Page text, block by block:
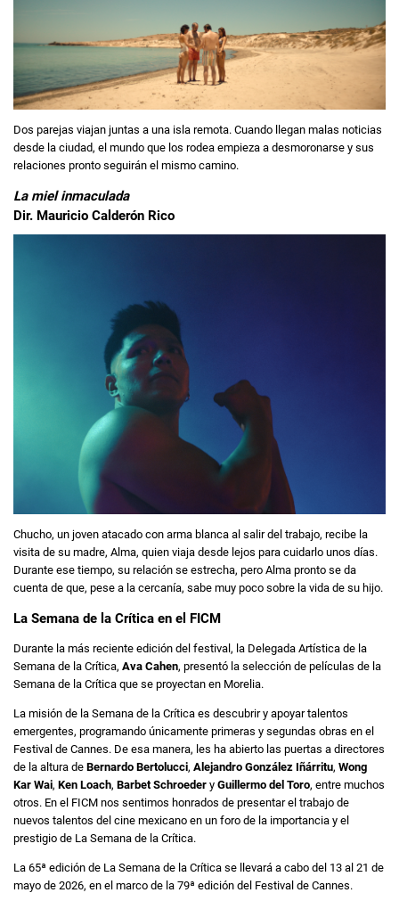
Dos parejas viajan juntas a una isla remota. Cuando llegan malas noticias
desde la ciudad, el mundo que los rodea empieza a desmoronarse y sus
relaciones pronto seguirán el mismo camino.
La miel inmaculada
Dir. Mauricio Calderón Rico
Chucho, un joven atacado con arma blanca al salir del trabajo, recibe la
visita de su madre, Alma, quien viaja desde lejos para cuidarlo unos días.
Durante ese tiempo, su relación se estrecha, pero Alma pronto se da
cuenta de que, pese a la cercanía, sabe muy poco sobre la vida de su hijo.
La Semana de la Crítica en el FICM
Durante la más reciente edición del festival, la Delegada Artística de la
Semana de la Crítica, Ava Cahen, presentó la selección de películas de la
Semana de la Crítica que se proyectan en Morelia.
La misión de la Semana de la Crítica es descubrir y apoyar talentos
emergentes, programando únicamente primeras y segundas obras en el
Festival de Cannes. De esa manera, les ha abierto las puertas a directores
de la altura de Bernardo Bertolucci, Alejandro González Iñárritu, Wong
Kar Wai, Ken Loach, Barbet Schroeder y Guillermo del Toro, entre muchos
otros. En el FICM nos sentimos honrados de presentar el trabajo de
nuevos talentos del cine mexicano en un foro de la importancia y el
prestigio de La Semana de la Crítica.
La 65ª edición de La Semana de la Crítica se llevará a cabo del 13 al 21 de
mayo de 2026, en el marco de la 79ª edición del Festival de Cannes.